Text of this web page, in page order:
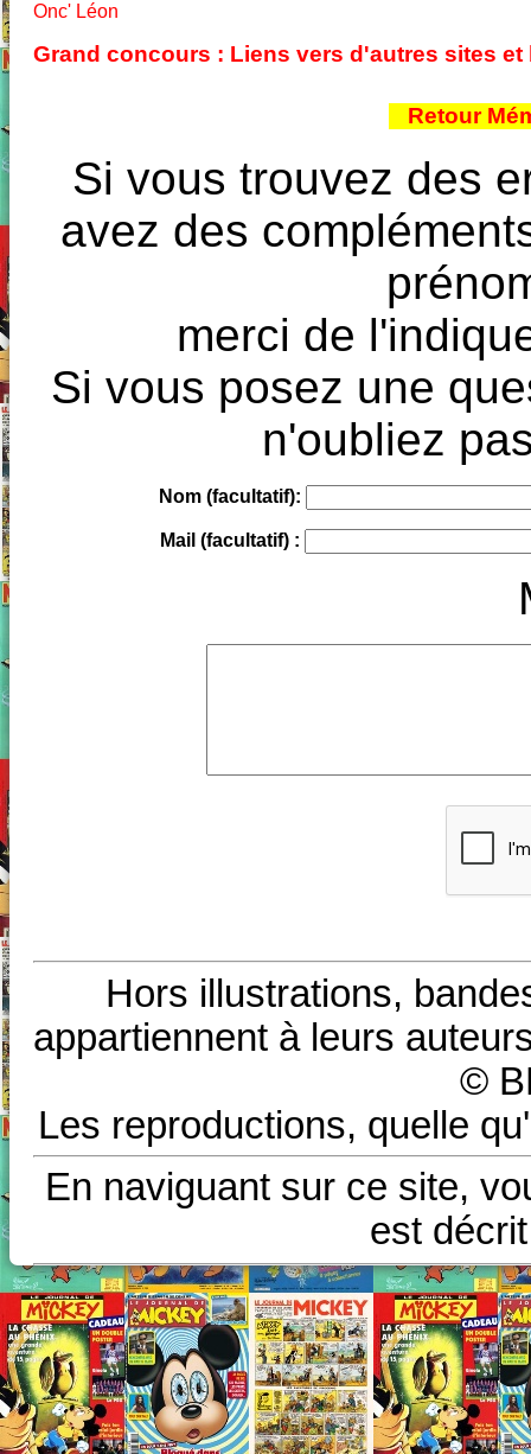
Onc' Léon
Grand concours : Liens vers d'autres sites
Retour
Si vous trouvez des
avez des
merci de
Si vous posez une
n'oubliez
Nom (facultatif):
Mail (facultatif) :
Hors illustrations,
appartiennent à leurs
©
Les reproductions, quelle
En naviguant sur ce site,
est